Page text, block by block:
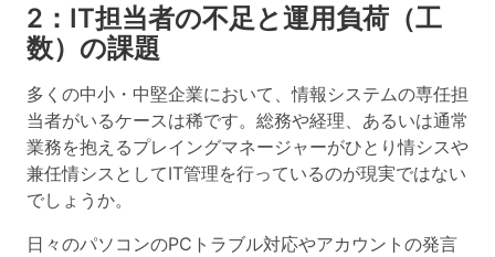
2：IT担当者の不足と運用負荷（工
数）の課題
多くの中小・中堅企業において、情報システムの専任担
当者がいるケースは稀です。総務や経理、あるいは通常
業務を抱えるプレイングマネージャーがひとり情シスや
兼任情シスとしてIT管理を行っているのが現実ではない
でしょうか。
日々のパソコンのPCトラブル対応やアカウントの発言